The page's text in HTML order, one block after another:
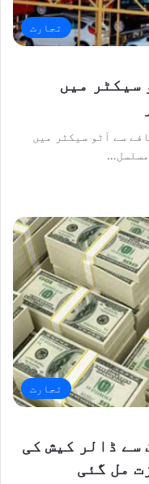
تجارت
سیکٹر میں
سے آٹو سیکٹر میں
تجارت
سے ڈالر کیش کی
مل گئی